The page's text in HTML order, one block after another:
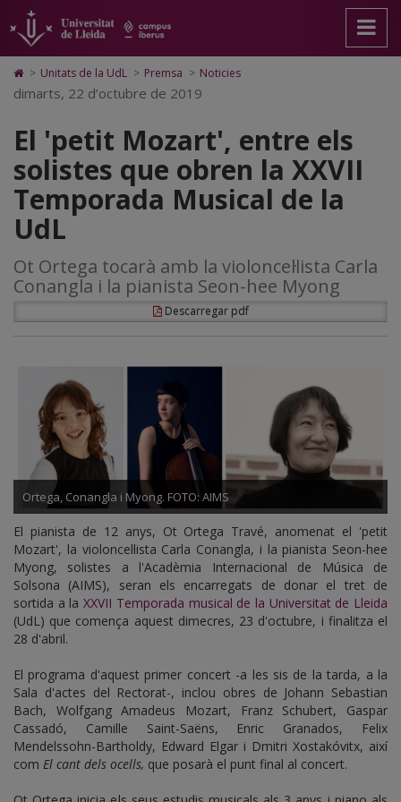
'petit
Mozart',
entre
els
solistes
que
obren
la
XXVII
Temporada
Musical
UdL
pàgina
principal.
Universitat
Lleida
contingut
principal
Mapa
Web.
Universitat
Cerca
Accessibilitat.
Universitat
Lleida
Icono
de
Home
ir
a
la
página
de
inicio
> Unitats de la UdL > Premsa > Noticies
dimarts, 22 d’octubre de 2019
El 'petit Mozart', entre els
solistes que obren la XXVII
Temporada Musical de la
UdL
Ot Ortega tocarà amb la violoncel·lista Carla
Conangla i la pianista Seon-hee Myong
Descarregar pdf
Ortega, Conangla i Myong. FOTO: AIMS
El pianista de 12 anys, Ot Ortega Travé, anomenat el 'petit
Mozart', la violoncel·lista Carla Conangla, i la pianista Seon-hee
Myong, solistes a l'Acadèmia Internacional de Música de
Solsona (AIMS), seran els encarregats de donar el tret de
sortida a laXXVII Temporada musical de la Universitat de Lleida
(UdL) que comença aquest dimecres, 23 d'octubre, i finalitza el
28 d'abril.
El programa d'aquest primer concert -a les sis de la tarda, a la
Sala d'actes del Rectorat-, inclou obres de Johann Sebastian
Bach, Wolfgang Amadeus Mozart, Franz Schubert, Gaspar
Cassadó, Camille Saint-Saëns, Enric Granados, Felix
Mendelssohn-Bartholdy, Edward Elgar i Dmitri Xostakóvitx, així
com El cant dels ocells, que posarà el punt final al concert.